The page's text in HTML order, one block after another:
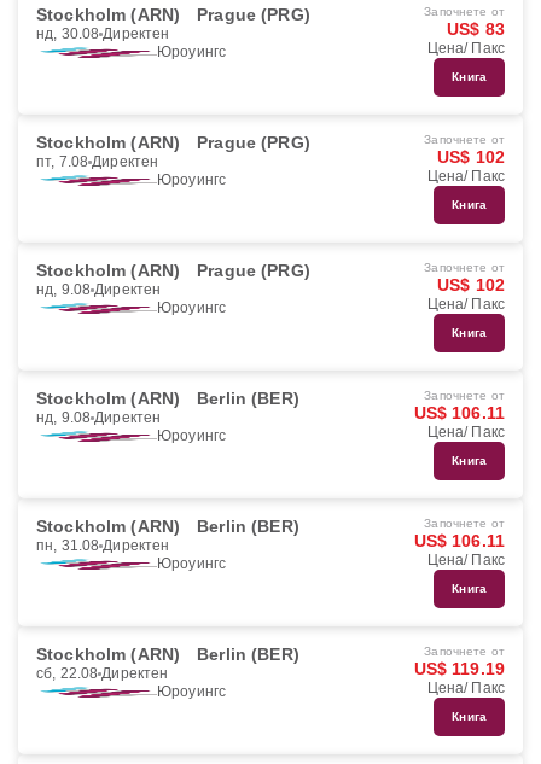
Stockholm (ARN) Prague (PRG)
нд, 30.08 Директен
Юроуингс
Започнете от
US$ 83
Цена/ Пакс
Книга
Stockholm (ARN) Prague (PRG)
пт, 7.08 Директен
Юроуингс
Започнете от
US$ 102
Цена/ Пакс
Книга
Stockholm (ARN) Prague (PRG)
нд, 9.08 Директен
Юроуингс
Започнете от
US$ 102
Цена/ Пакс
Книга
Stockholm (ARN) Berlin (BER)
нд, 9.08 Директен
Юроуингс
Започнете от
US$ 106.11
Цена/ Пакс
Книга
Stockholm (ARN) Berlin (BER)
пн, 31.08 Директен
Юроуингс
Започнете от
US$ 106.11
Цена/ Пакс
Книга
Stockholm (ARN) Berlin (BER)
сб, 22.08 Директен
Юроуингс
Започнете от
US$ 119.19
Цена/ Пакс
Книга